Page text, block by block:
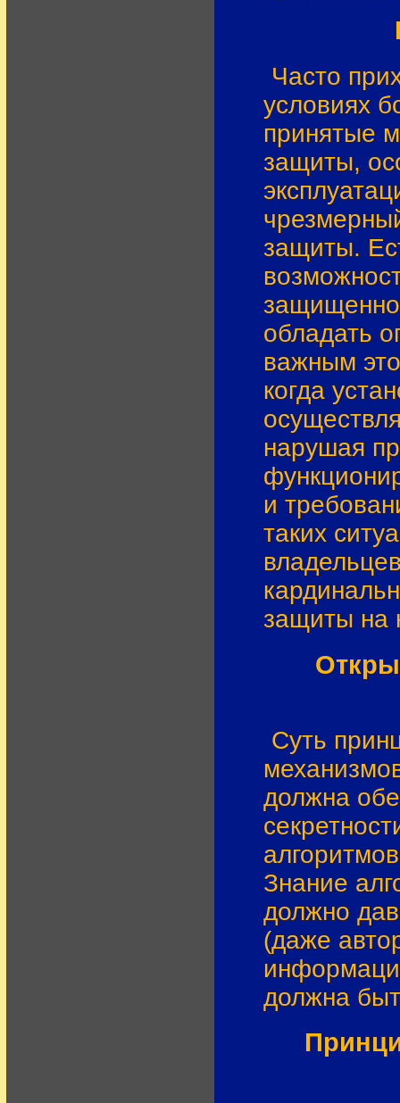
Часто
условиях
принятые
защиты,
защиты.
обладать
важным
когда
нарушая
и
таких
защиты на
Суть
должна
Знание
должно
(даже
должна